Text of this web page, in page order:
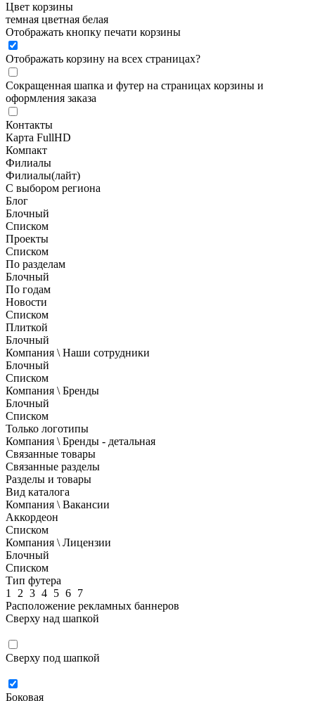
Цвет корзины
темная цветная белая
Отображать кнопку печати корзины
Отображать корзину на всех страницах?
Сокращенная шапка и футер на страницах корзины и
оформления заказа
Контакты
Карта FullHD
Компакт
Филиалы
Филиалы(лайт)
С выбором региона
Блог
Блочный
Списком
Проекты
Списком
По разделам
Блочный
По годам
Новости
Списком
Плиткой
Блочный
Компания \ Наши сотрудники
Блочный
Списком
Компания \ Бренды
Блочный
Списком
Только логотипы
Компания \ Бренды - детальная
Связанные товары
Связанные разделы
Разделы и товары
Вид каталога
Компания \ Вакансии
Аккордеон
Списком
Компания \ Лицензии
Блочный
Списком
Тип футера
1
2 3 4 5 6 7
Расположение рекламных баннеров
Сверху над шапкой
Сверху под шапкой
Боковая